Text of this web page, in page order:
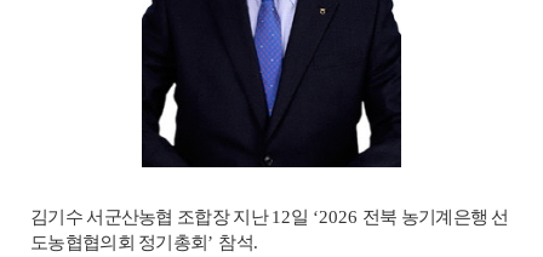
김기수 서군산농협 조합장 지난12일 ‘2026 전북 농기계은행 선
도농협협의회 정기총회 ’ 참석.